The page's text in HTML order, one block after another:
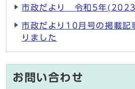
市政だより 令和5年
市政だより10月号の掲載記
りました
お問い合わせ